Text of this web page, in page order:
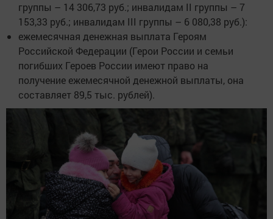
группы – 14 306,73 руб.; инвалидам II группы – 7
153,33 руб.; инвалидам III группы – 6 080,38 руб.):
ежемесячная денежная выплата Героям
Российской Федерации (Герои России и семьи
погибших Героев России имеют право на
получение ежемесячной денежной выплаты, она
составляет 89,5 тыс. рублей).